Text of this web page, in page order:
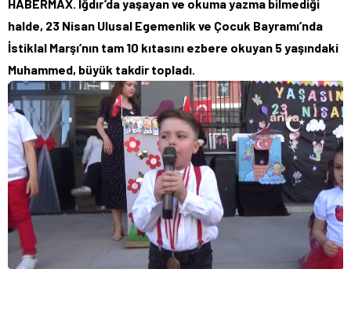
HABERMAX. Iğdır’da yaşayan ve okuma yazma bilmediği
halde, 23 Nisan Ulusal Egemenlik ve Çocuk Bayramı’nda
İstiklal Marşı’nın tam 10 kıtasını ezbere okuyan 5 yaşındaki
Muhammed, büyük takdir topladı.